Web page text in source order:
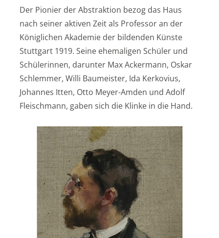
Der Pionier der Abstraktion bezog das Haus
nach seiner aktiven Zeit als Professor an der
Königlichen Akademie der bildenden Künste
Stuttgart 1919. Seine ehemaligen Schüler und
Schülerinnen, darunter Max Ackermann, Oskar
Schlemmer, Willi Baumeister, Ida Kerkovius,
Johannes Itten, Otto Meyer-Amden und Adolf
Fleischmann, gaben sich die Klinke in die Hand.